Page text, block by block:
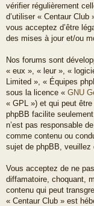
vérifier régulièrement
d’utiliser « Centaur
vous acceptez d’être
des mises à jour et/ou
Nos forums sont
« eux », « leur », «
Limited », « Équipes
sous la licence « GNU
« GPL ») et qui peut
phpBB facilite
n’est pas responsable
comme contenu ou
sujet de phpBB, veuillez
Vous acceptez de ne
diffamatoire, choquant,
contenu qui peut
« Centaur Club » est